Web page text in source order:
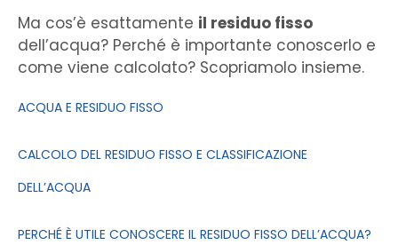
Ma cos’è esattamente il residuo fisso
dell’acqua? Perché è importante conoscerlo e
come viene calcolato? Scopriamolo insieme.
ACQUA E RESIDUO FISSO
CALCOLO DEL RESIDUO FISSO E CLASSIFICAZIONE
DELL’ACQUA
PERCHÉ È UTILE CONOSCERE IL RESIDUO FISSO DELL’ACQUA?